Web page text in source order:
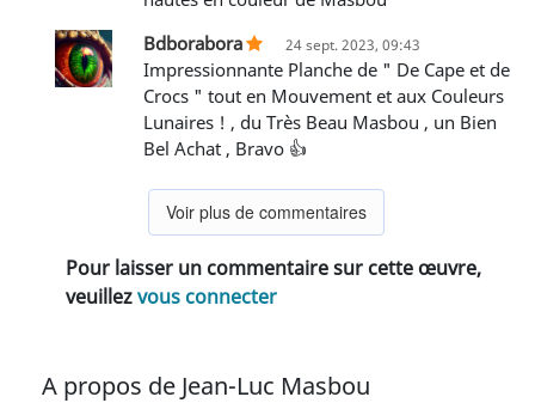
Bdborabora
24 sept. 2023, 09:43
Impressionnante Planche de " De Cape et de
Crocs " tout en Mouvement et aux Couleurs
Lunaires ! , du Très Beau Masbou , un Bien
Bel Achat , Bravo 👍
Voir plus de commentaires
Pour laisser un commentaire sur cette œuvre,
veuillezvous connecter
A propos de Jean-Luc Masbou